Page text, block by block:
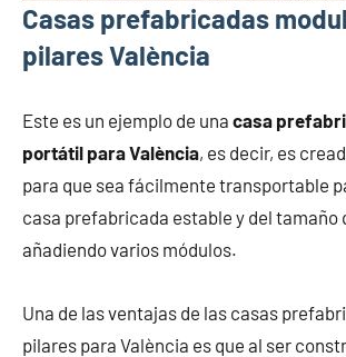
Casas prefabricadas
pilares València
Este es un ejemplo de una casa
portátil para València, es decir, es
para que sea fácilmente transportable
casa prefabricada estable y del tamaño
añadiendo varios módulos.
Una de las ventajas de las casas
pilares para València es que al ser